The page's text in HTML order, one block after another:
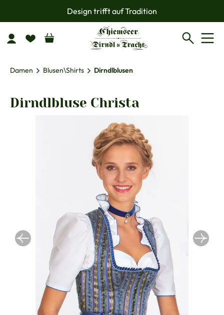
Zum Hauptinhalt springenDesign trifft auf Tradition
Damen Blusen\Shirts Dirndlblusen
Dirndlbluse Christa